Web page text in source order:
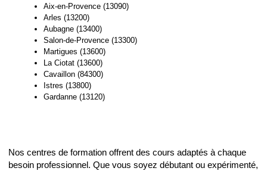
Aix-en-Provence (13090)
Arles (13200)
Aubagne (13400)
Salon-de-Provence (13300)
Martigues (13600)
La Ciotat (13600)
Cavaillon (84300)
Istres (13800)
Gardanne (13120)
Nos centres de formation offrent des cours adaptés à chaque
besoin professionnel. Que vous soyez débutant ou expérimenté,